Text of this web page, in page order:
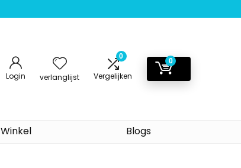
Login verlanglijst
0
Vergelijken
0
Winkel Blogs